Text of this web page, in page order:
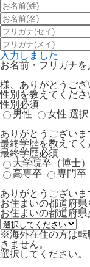
入力しました
お名前・フリガナを
様、ありがとうござ
性別を教えてくださ
性別 必須
男性
女性 選択
ありがとうございま
最終学歴を教えてく
最終学歴必須
大学院卒（博士）
高専卒
専門卒
ありがとうございま
お住まいの都道府県
お住まいの都道府県
※海外在住の方は転
きません。
選択してください。